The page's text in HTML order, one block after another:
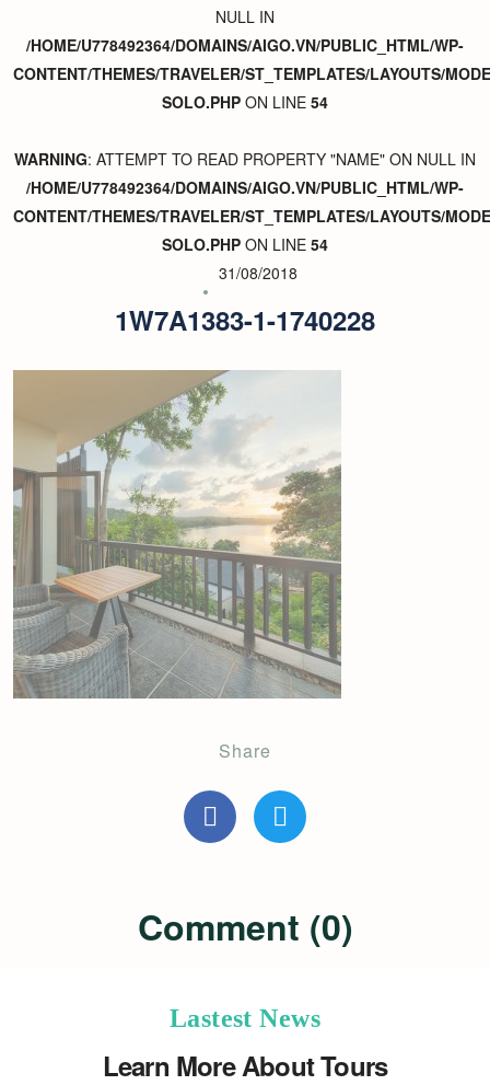
NULL IN
/HOME/U778492364/DOMAINS/AIGO.VN/PUBLIC_HTML/WP-
CONTENT/THEMES/TRAVELER/ST_TEMPLATES/LAYOUTS/
SOLO.PHP ON LINE 54
WARNING: ATTEMPT TO READ PROPERTY "NAME" ON NULL IN
/HOME/U778492364/DOMAINS/AIGO.VN/PUBLIC_HTML/WP-
CONTENT/THEMES/TRAVELER/ST_TEMPLATES/LAYOUTS/
SOLO.PHP ON LINE 54
31/08/2018
1W7A1383-1-1740228
Share
Comment (0)
Lastest News
Learn More About Tours